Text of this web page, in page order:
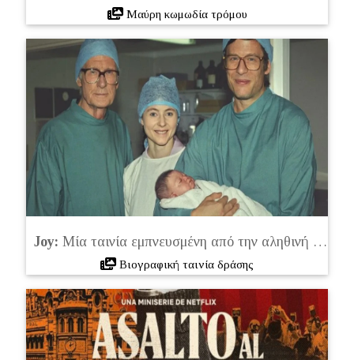
Μαύρη κωμωδία τρόμου
Joy: Μία ταινία εμπνευσμένη από την αληθινή ιστορία της Louise Brown (2024)
Βιογραφική ταινία δράσης